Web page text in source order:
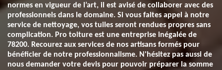
normes en vigueur de l’art, il est avisé de collaborer avec des
professionnels dans le domaine. Si vous faites appel à notre
service de nettoyage, vos tuiles seront rendues propres sans
complication. Pro toiture est une entreprise inégalée de
78200. Recourez aux services de nos artisans formés pour
bénéficier de notre professionnalisme. N'hésitez pas aussi de
nous demander votre devis pour pouvoir préparer la somme